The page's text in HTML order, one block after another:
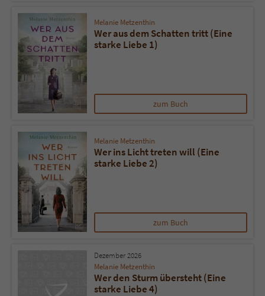
Melanie Metzenthin
Wer aus dem Schatten tritt (Eine
starke Liebe 1)
zum Buch
Melanie Metzenthin
Wer ins Licht treten will (Eine
starke Liebe 2)
zum Buch
Dezember 2026
Melanie Metzenthin
Wer den Sturm übersteht (Eine
starke Liebe 4)
Name tx_pwcomments_ahash
Anbieter Literatur-Couch Medien GmbH & Co. KG
Laufzeit 1 Jahr
Cookie für Kommentare einzelner Buchtitel
Name fe_typo_user
Anbieter Literatur-Couch Medien GmbH & Co. KG
Laufzeit Session
Dieses Cookie gewährleistet die
Benutzer. Es wird benötigt um z. B. den
Sicherheitscode des Kontaktformulars zu
überprüfen.